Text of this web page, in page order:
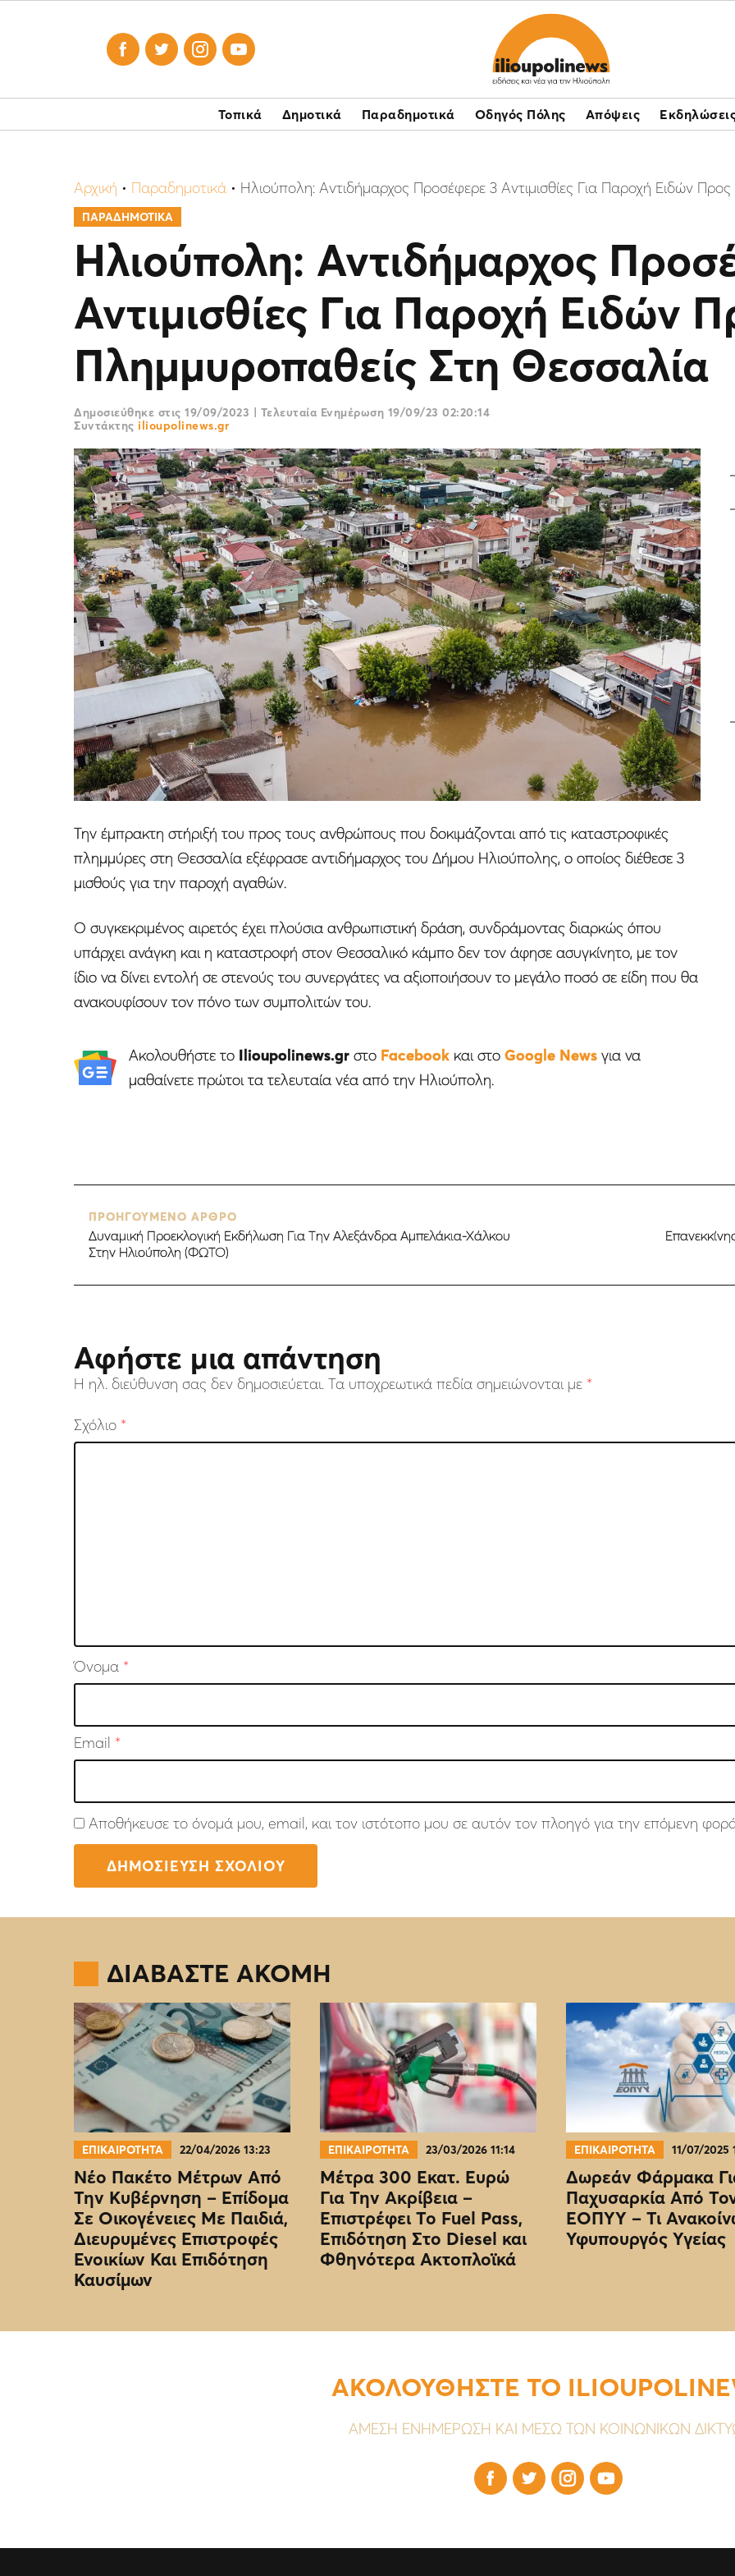
   
Τοπικά Δημοτικά Παραδημοτικά Οδηγός Πόλης Απόψεις
Αρχική • Παραδημοτικά • Ηλιούπολη: Αντιδήμαρχος Προσέφερε 3 Αντιμισθίες Για Παροχή Ειδών
ΠΑΡΑΔΗΜΟΤΙΚΑ
Ηλιούπολη: Αντιδήμαρχος
Αντιμισθίες Για Παροχή Ειδών
Πλημμυροπαθείς Στη Θεσσαλία
Δημοσιεύθηκε στις 19/09/2023 | Τελευταία Ενημέρωση 19/09/23 02:20:14
Συντάκτης ilioupolinews.gr
Την έμπρακτη στήριξή του προς τους ανθρώπους που δοκιμάζονται από τις καταστροφικές
πλημμύρες στη Θεσσαλία εξέφρασε αντιδήμαρχος του Δήμου Ηλιούπολης, ο οποίος διέθεσε 3
μισθούς για την παροχή αγαθών.
Ο συγκεκριμένος αιρετός έχει πλούσια ανθρωπιστική δράση, συνδράμοντας διαρκώς όπου
υπάρχει ανάγκη και η καταστροφή στον Θεσσαλικό κάμπο δεν τον άφησε ασυγκίνητο, με τον
ίδιο να δίνει εντολή σε στενούς του συνεργάτες να αξιοποιήσουν το μεγάλο ποσό σε είδη που θα
ανακουφίσουν τον πόνο των συμπολιτών του.
Ακολουθήστε το Ilioupolinews.grστο Facebookκαι στο Google Newsγια να
μαθαίνετε πρώτοι τα τελευταία νέα από την Ηλιούπολη.
ΠΡΟΗΓΟΥΜΕΝΟ ΑΡΘΡΟ
Δυναμική Προεκλογική Εκδήλωση Για Την Αλεξάνδρα Αμπελάκια-Χάλκου
Στην Ηλιούπολη (ΦΩΤΟ)
Αφήστε μια απάντηση
Η ηλ. διεύθυνση σας δεν δημοσιεύεται. Τα υποχρεωτικά πεδία σημειώνονται με *
Σχόλιο *
Όνομα *
Email *
Αποθήκευσε το όνομά μου, email, και τον ιστότοπο μου σε αυτόν τον πλοηγό για την επόμενη
ΔΙΑΒΑΣΤΕ ΑΚΟΜΗ
ΕΠΙΚΑΙΡΟΤΗΤΑ 22/04/2026 13:23
Νέο Πακέτο Μέτρων Από
Την Κυβέρνηση – Επίδομα
Σε Οικογένειες Με Παιδιά,
Διευρυμένες Επιστροφές
Ενοικίων Και Επιδότηση
Καυσίμων
ΕΠΙΚΑΙΡΟΤΗΤΑ 23/03/2026 11:14
Μέτρα 300 Εκατ. Ευρώ
Για Την Ακρίβεια –
Επιστρέφει Το Fuel Pass,
Επιδότηση Στο Diesel και
Φθηνότερα Ακτοπλοϊκά
ΕΠΙΚΑΙΡΟΤΗΤΑ 11/07/2025
Δωρεάν Φάρμακα
Παχυσαρκία Από
EOΠΥΥ – Τι
Υφυπουργός Υγείας
ΑΚΟΛΟΥΘΗΣΤΕ ΤΟ
ΑΜΕΣΗ ΕΝΗΜΕΡΩΣΗ ΚΑΙ ΜΕΣΩ ΤΩΝ ΚΟΙΝΩΝΙΚΩΝ
   